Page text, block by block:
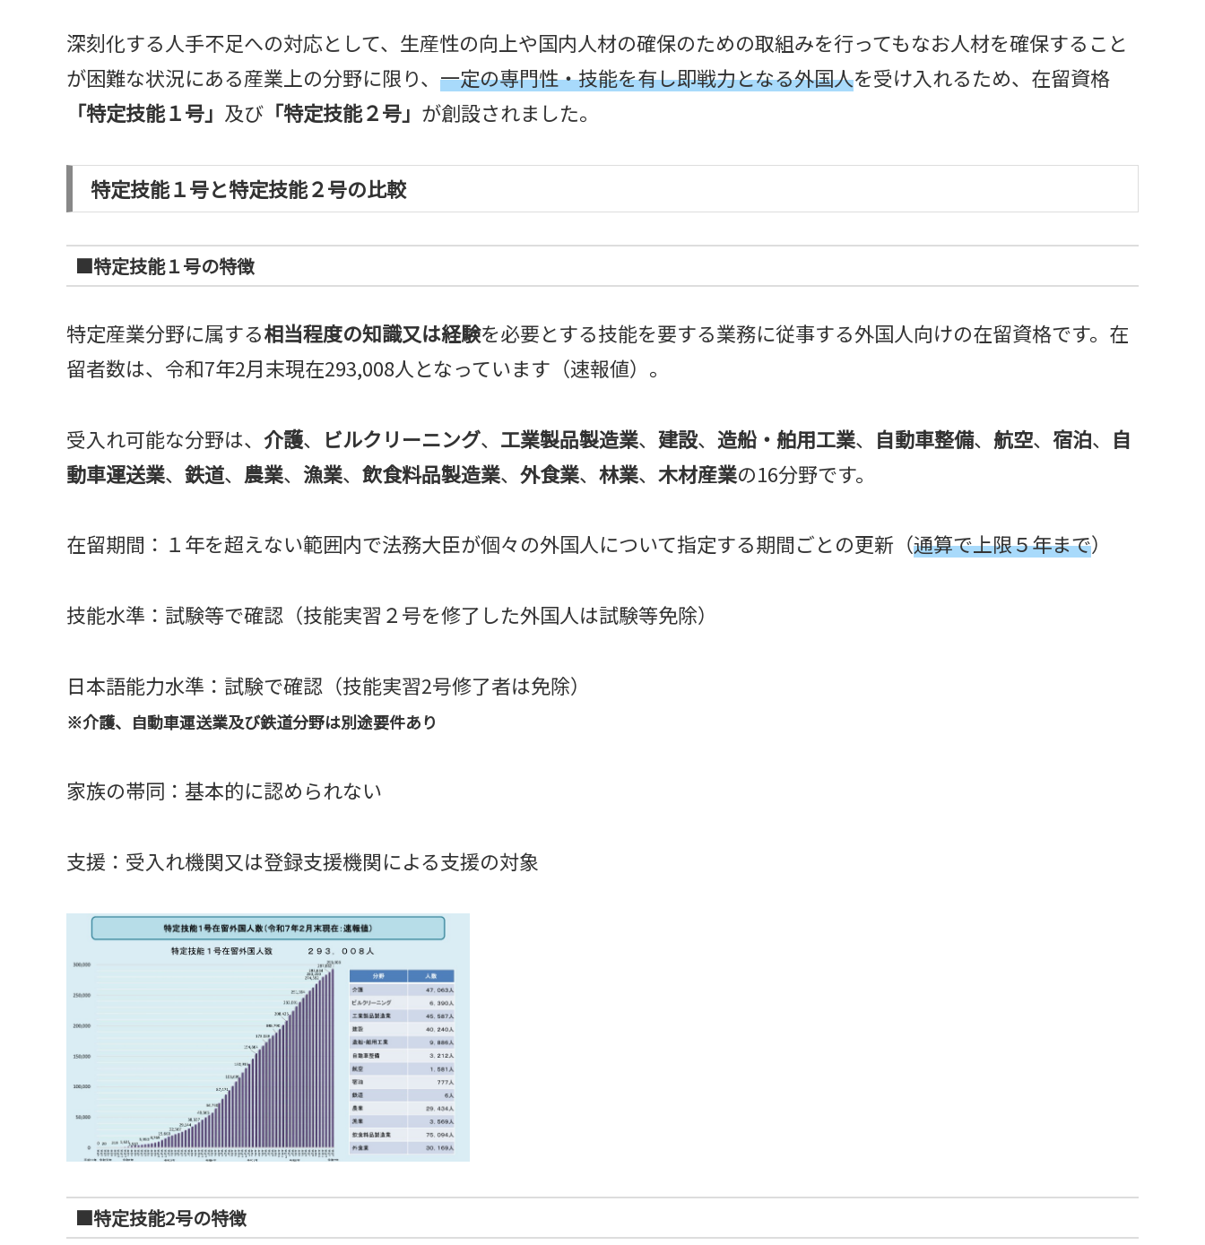
深刻化する人手不足への対応として、生産性の向上や国内人材の確保のための取組みを行ってもなお人材を確保すること
が困難な状況にある産業上の分野に限り、 一定の専門性・技能を有し即戦力となる外国人を受け入れるため、在留資格
「特定技能１号」 及び 「特定技能２号」 が創設されました。
特定技能１号と特定技能２号の比較
■特定技能１号の特徴
特定産業分野に属する相当程度の知識又は経験を必要とする技能を要する業務に従事する外国人向けの在留資格です。在
留者数は、令和7年2月末現在293,008人となっています（速報値）。
受入れ可能な分野は、 介護、 ビルクリーニング、 工業製品製造業、 建設、 造船・舶用工業、 自動車整備、 航空、 宿泊、 自
動車運送業、 鉄道、 農業、 漁業、 飲食料品製造業、 外食業、 林業、 木材産業の16分野です。
在留期間：１年を超えない範囲内で法務大臣が個々の外国人について指定する期間ごとの更新（通算で上限５年まで）
技能水準：試験等で確認（技能実習２号を修了した外国人は試験等免除）
日本語能力水準：試験で確認（技能実習2号修了者は免除）
※介護、自動車運送業及び鉄道分野は別途要件あり
家族の帯同：基本的に認められない
支援：受入れ機関又は登録支援機関による支援の対象
■特定技能2号の特徴